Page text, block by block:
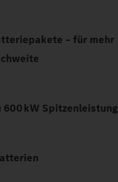
– für mehr
600 kW Spitzenleistung